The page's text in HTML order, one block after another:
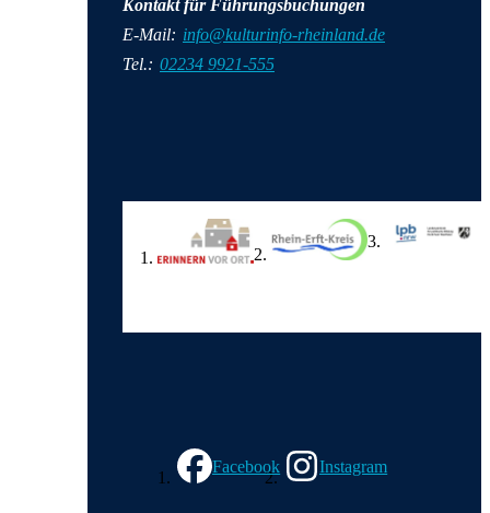
Kontakt für Führungsbuchungen
E-Mail: info@kulturinfo-rheinland.de
Tel.: 02234 9921-555
Facebook
Instagram